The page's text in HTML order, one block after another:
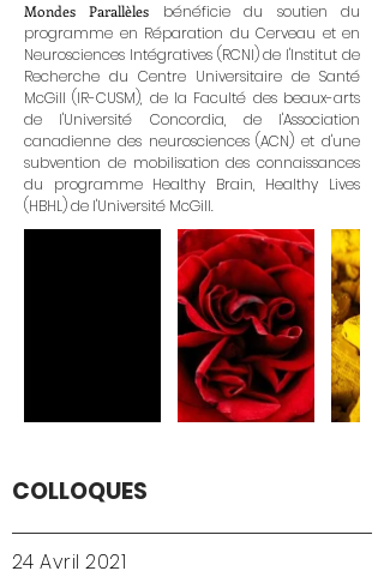
Mondes Parallèles bénéficie du soutien du
programme en Réparation du Cerveau et en
Neurosciences Intégratives (RCNI) de l'Institut de
Recherche du Centre Universitaire de Santé
McGill (IR-CUSM), de la Faculté des beaux-arts
de l'Université Concordia, de l'Association
canadienne des neurosciences (ACN) et d'une
subvention de mobilisation des connaissances
du programme Healthy Brain, Healthy Lives
(HBHL) de l'Université McGill.
COLLOQUES
24 Avril 2021